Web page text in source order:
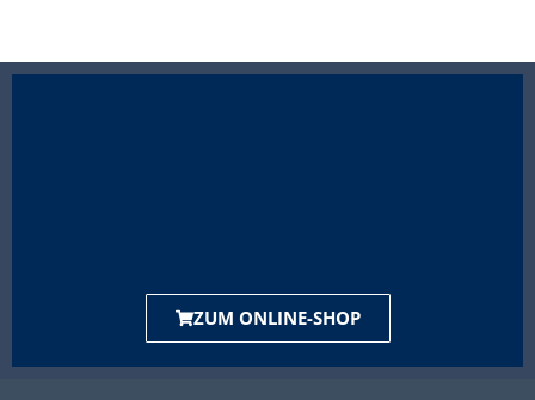
ZUM ONLINE-SHOP